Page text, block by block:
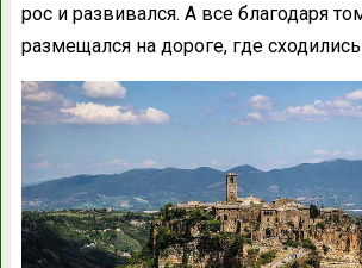
рос и развивался. А все благодаря
размещался на дороге, где